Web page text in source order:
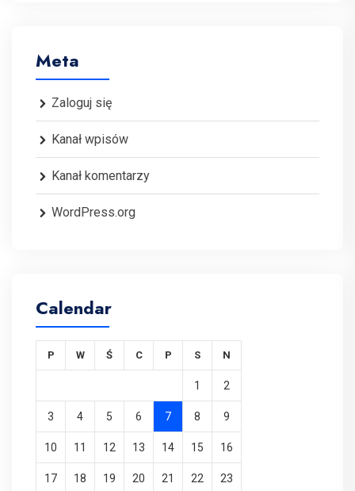
Meta
Zaloguj się
Kanał wpisów
Kanał komentarzy
WordPress.org
Calendar
P W Ś C P S N
1 2
3 4 5 6 7 8 9
10 11 12 13 14 15 16
17 18 19 20 21 22 23